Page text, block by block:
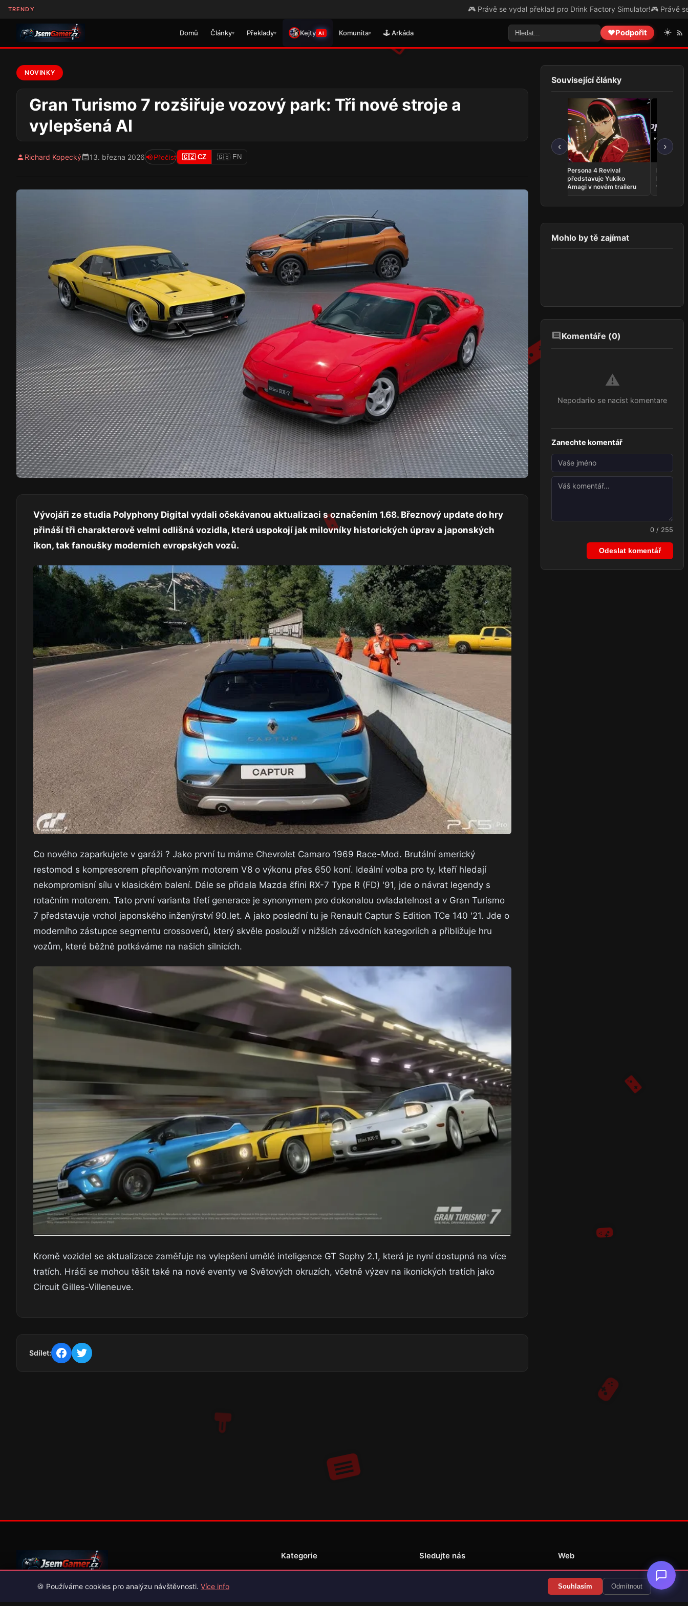
TRENDY 🎮 Právě se vydal překlad pro Drink Factory Simulator!🎮 Právě se vydal překlad pro
Domů Články▾ Překlady▾ Kejty AI Komunita▾ 🕹️ Arkáda ❤️Podpořit ☀️
NOVINKY
Gran Turismo 7 rozšiřuje vozový park: Tři nové stroje a
vylepšená AI
Richard Kopecký 13. března 2026 Přečíst 🇨🇿 CZ 🇬🇧 EN
Vývojáři ze studia Polyphony Digital vydali očekávanou aktualizaci s označením 1.68. Březnový update do hry
přináší tři charakterově velmi odlišná vozidla, která uspokojí jak milovníky historických úprav a japonských
ikon, tak fanoušky moderních evropských vozů.
Co nového zaparkujete v garáži ? Jako první tu máme Chevrolet Camaro 1969 Race-Mod. Brutální americký
restomod s kompresorem přeplňovaným motorem V8 o výkonu přes 650 koní. Ideální volba pro ty, kteří hledají
nekompromisní sílu v klasickém balení. Dále se přidala Mazda ɛ̃fini RX-7 Type R (FD) '91, jde o návrat legendy s
rotačním motorem. Tato první varianta třetí generace je synonymem pro dokonalou ovladatelnost a v Gran Turismo
7 představuje vrchol japonského inženýrství 90.let. A jako poslední tu je Renault Captur S Edition TCe 140 '21. Jde o
moderního zástupce segmentu crossoverů, který skvěle poslouží v nižších závodních kategoriích a přibližuje hru
vozům, které běžně potkáváme na našich silnicích.
Kromě vozidel se aktualizace zaměřuje na vylepšení umělé inteligence GT Sophy 2.1, která je nyní dostupná na více
tratích. Hráči se mohou těšit také na nové eventy ve Světových okruzích, včetně výzev na ikonických tratích jako
Circuit Gilles-Villeneuve.
Sdílet:
Související články
‹
Persona 4 Revival
představuje Yukiko
Amagi v novém traileru
Phantom:
INFERNO
vyjde v
›
Mohlo by tě zajímat
Komentáře (0)
⚠️
Nepodarilo se nacist komentare
Zanechte komentář
0 / 255
Odeslat komentář
Váš průvodce světem videoher. Novinky, recenze a česko-slovenské
překlady her.
Kategorie Sledujte nás Web
Překlady her
🍪 Používáme cookies pro analýzu návštěvnosti. Více info Souhlasím Odmítnout